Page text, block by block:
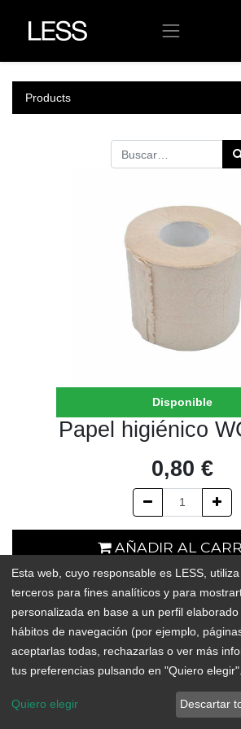
Products
Disponible
Papel higiénico
0,80 €
AÑADIR AL
En existencias
Add to Wishlist
Rollo de papel higiénico ecológico con
ha sido fabricado con cero emisiones de
Esta web, cuyo responsable es LESS,
terceros para fines analíticos y para
personalizada en base a un perfil
hábitos de navegación (por ejemplo,
aceptarlas todas, rechazarlas o ver más
tus preferencias pulsando en "Quiero elegir".
Quiero elegir Descartar